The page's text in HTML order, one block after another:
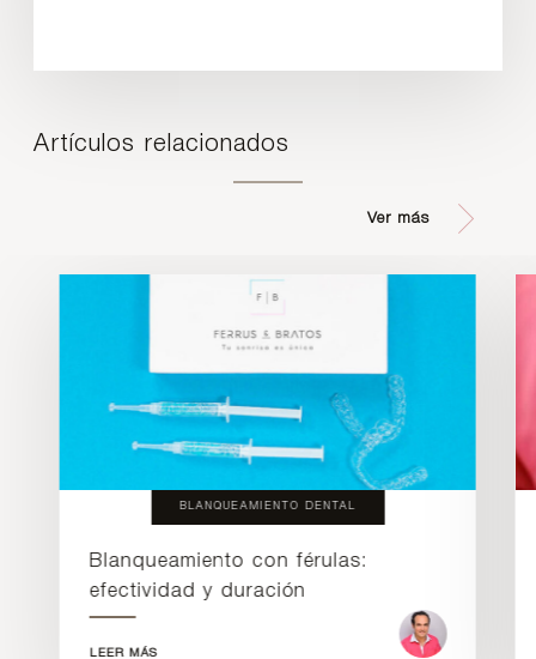
Artículos relacionados
Ver más
BLANQUEAMIENTO DENTAL
Blanqueamiento con férulas:
efectividad y duración
LEER MÁS